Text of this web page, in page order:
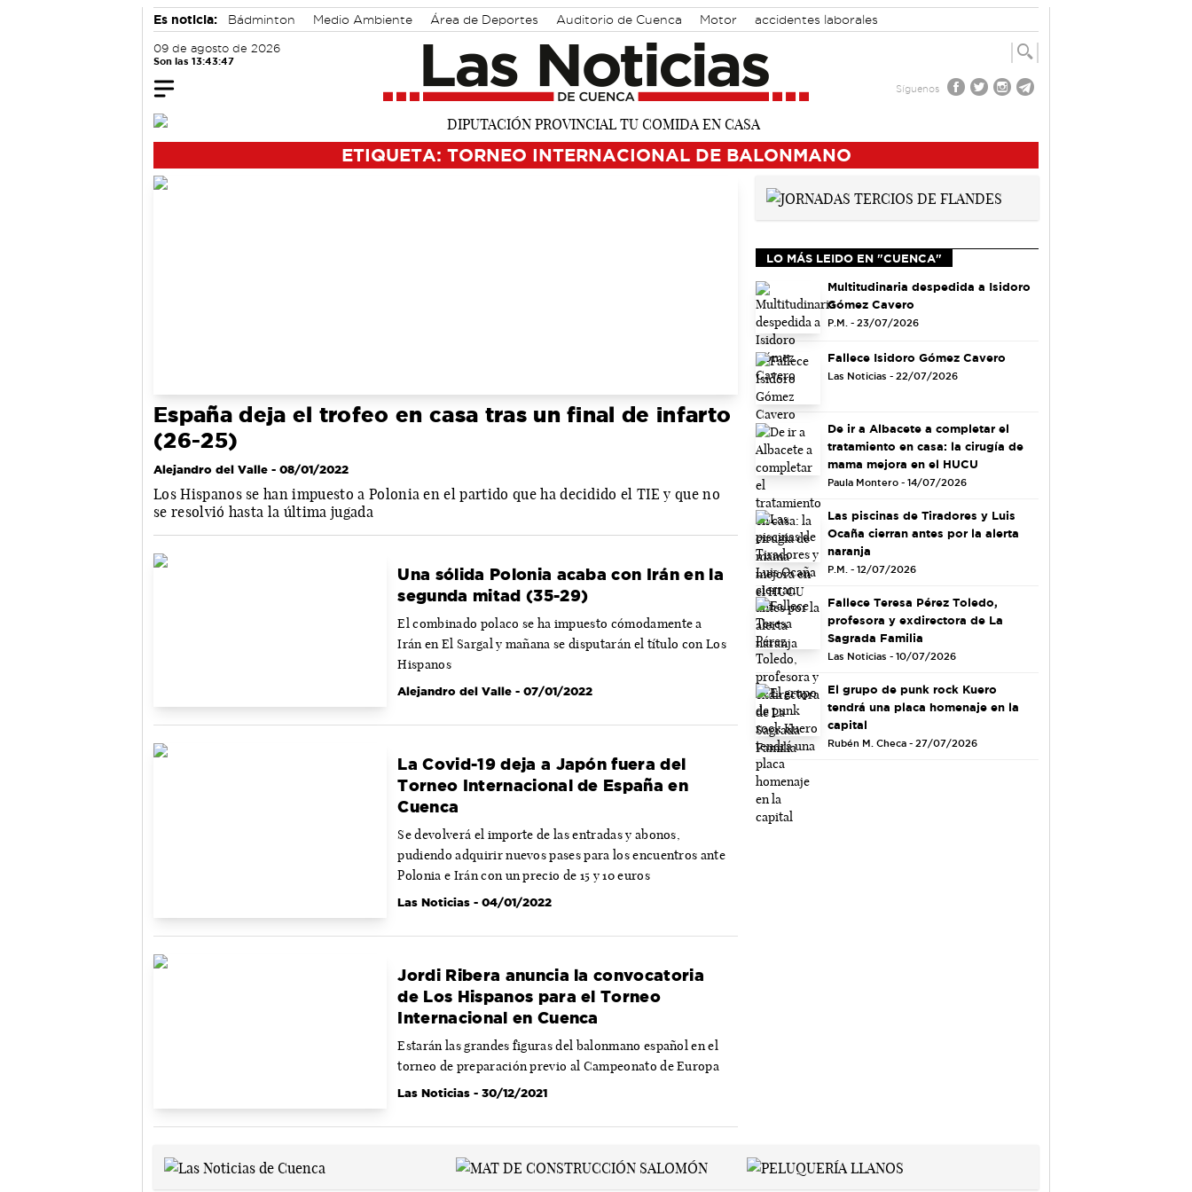
Es noticia: Bádminton Medio Ambiente Área de Deportes Auditorio de Cuenca Motor
accidentes laborales
09 de agosto de 2026
Son las 13:43:48
Síguenos
ETIQUETA: TORNEO INTERNACIONAL DE BALONMANO
España deja el trofeo en casa tras un final de infarto
(26-25)
Alejandro del Valle - 08/01/2022
Los Hispanos se han impuesto a Polonia en el partido que ha decidido el TIE y que no
se resolvió hasta la última jugada
Una sólida Polonia acaba con Irán en la
segunda mitad (35-29)
El combinado polaco se ha impuesto cómodamente a
Irán en El Sargal y mañana se disputarán el título con Los
Hispanos
Alejandro del Valle - 07/01/2022
La Covid-19 deja a Japón fuera del
Torneo Internacional de España en
Cuenca
Se devolverá el importe de las entradas y abonos,
pudiendo adquirir nuevos pases para los encuentros ante
Polonia e Irán con un precio de 15 y 10 euros
Las Noticias - 04/01/2022
Jordi Ribera anuncia la convocatoria
de Los Hispanos para el Torneo
Internacional en Cuenca
Estarán las grandes figuras del balonmano español en el
torneo de preparación previo al Campeonato de Europa
Las Noticias - 30/12/2021
LO MÁS LEIDO EN "CUENCA"
Multitudinaria despedida a Isidoro
Gómez Cavero
P.M. - 23/07/2026
Fallece Isidoro Gómez Cavero
Las Noticias - 22/07/2026
De ir a Albacete a completar el
tratamiento en casa: la cirugía de
mama mejora en el HUCU
Paula Montero - 14/07/2026
Las piscinas de Tiradores y Luis
Ocaña cierran antes por la alerta
naranja
P.M. - 12/07/2026
Fallece Teresa Pérez Toledo,
profesora y exdirectora de La
Sagrada Familia
Las Noticias - 10/07/2026
El grupo de punk rock Kuero
tendrá una placa homenaje en la
capital
Rubén M. Checa - 27/07/2026